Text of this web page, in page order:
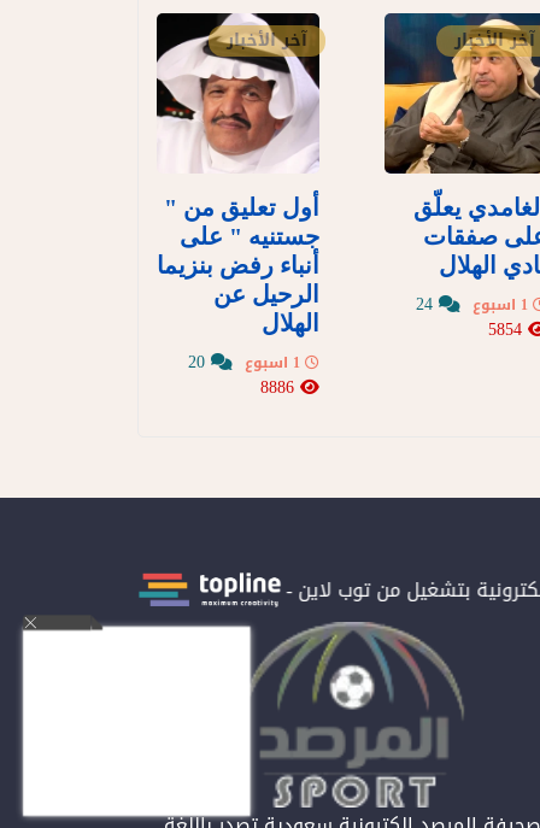
آخر الأخبار
يعلّق
صفقات
الهلال
آخر الأخبار
أول تعليق من "
جستنيه " على
أنباء رفض بنزيما
الرحيل عن
الهلال
بتشغيل من توب لاين - استضافة و سيرفرات سعودية